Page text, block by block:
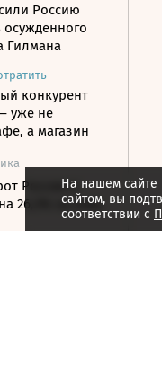
Россию
осужденного
Гилмана
конкурент
уже не
а магазин
России и
26,3% за семь
На нашем сайте
сайтом, вы
соответствии с